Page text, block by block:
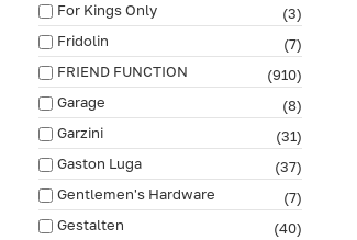
For Kings Only
(3)
Fridolin
(7)
FRIEND FUNCTION
(910)
Garage
(8)
Garzini
(31)
Gaston Luga
(37)
Gentlemen's Hardware
(7)
Gestalten
(40)